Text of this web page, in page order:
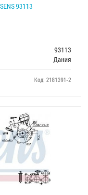
93113
93113
Дания
Код: 2181391-2